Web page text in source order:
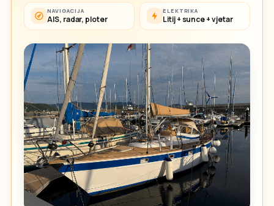
NAVIGACIJA
AIS, radar, ploter
ELEKTRIKA
Litij + sunce + vjetar